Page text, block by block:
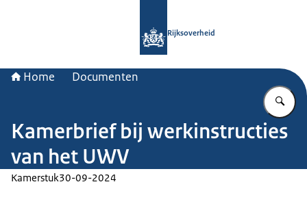
Rijksoverheid
Home Documenten
Kamerbrief bij werkinstructies
van het UWV
Kamerstuk30-09-2024